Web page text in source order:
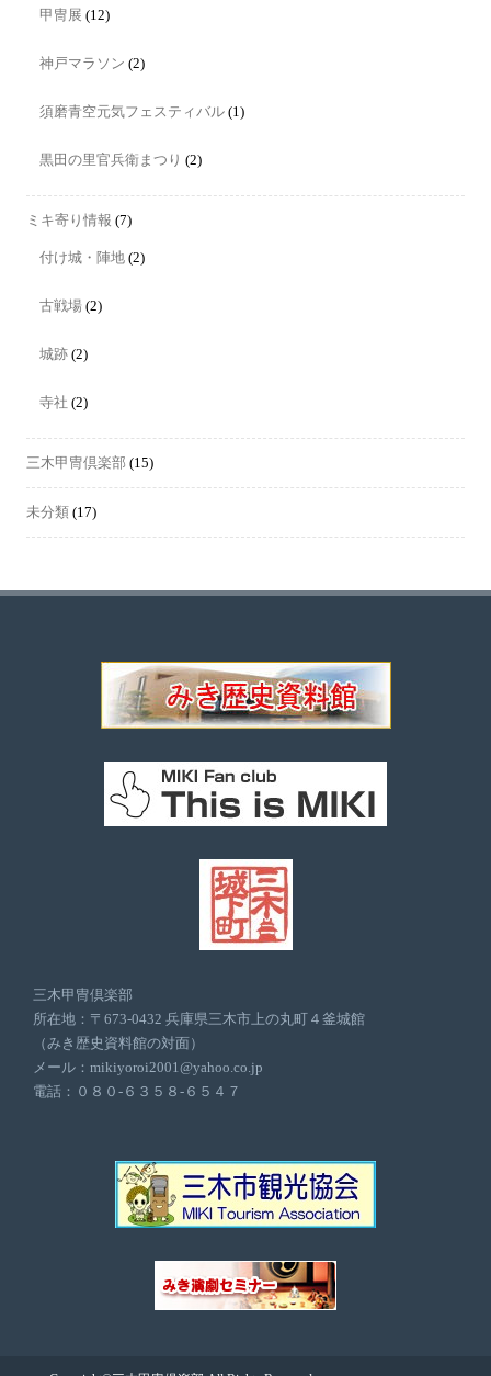
甲冑展 (12)
神戸マラソン (2)
須磨青空元気フェスティバル (1)
黒田の里官兵衛まつり (2)
ミキ寄り情報 (7)
付け城・陣地 (2)
古戦場 (2)
城跡 (2)
寺社 (2)
三木甲冑倶楽部 (15)
未分類 (17)
三木甲冑倶楽部
所在地：〒673-0432 兵庫県三木市上の丸町４釜城館
（みき歴史資料館の対面）
メール：mikiyoroi2001@yahoo.co.jp
電話：０８０-６３５８-６５４７